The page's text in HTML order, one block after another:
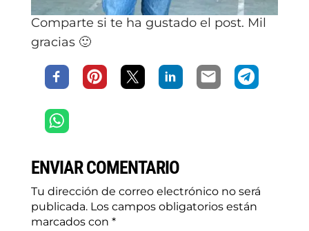
Comparte si te ha gustado el post. Mil
gracias 🙂
ENVIAR COMENTARIO
Tu dirección de correo electrónico no será
publicada. Los campos obligatorios están
marcados con *